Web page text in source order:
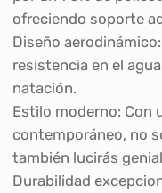
ofreciendo soporte
Diseño
resistencia en el
natación.
Estilo moderno: Con
contemporáneo, no
también lucirás
Durabilidad